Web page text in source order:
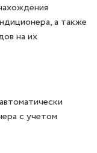
а также
на их
с учетом